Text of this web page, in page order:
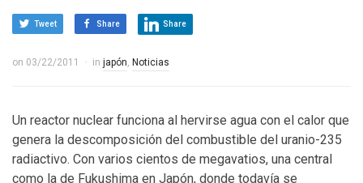
Tweet Share Share
on 03/22/2011 in japón, Noticias
Un reactor nuclear funciona al hervirse agua con el calor que
genera la descomposición del combustible del uranio-235
radiactivo. Con varios cientos de megavatios, una central
como la de Fukushima en Japón, donde todavía se